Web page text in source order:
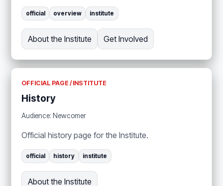
official overview institute
About the Institute Get Involved
OFFICIAL PAGE / INSTITUTE
History
Audience: Newcomer
Official history page for the Institute.
official history institute
About the Institute